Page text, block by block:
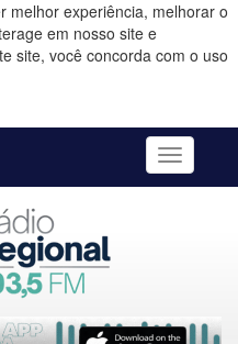
melhor experiência, melhorar o
em nosso site e
site, você concorda com o uso
Toggle